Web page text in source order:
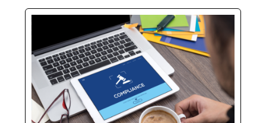
Hay personas que ocupan puestos de
dirección y hay personas que lideran.
La diferencia no está en el cargo ni en
la antigüedad, sino en un conjunto de
competencias que se pueden
aprender, practicar y medir. Si te
preguntas qué separa a un directivo...